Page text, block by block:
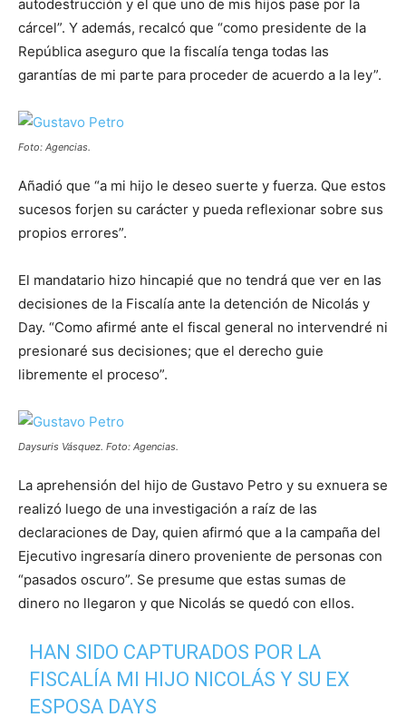
autodestrucción y el que uno de mis hijos pase por la
cárcel”. Y además, recalcó que “como presidente de la
República aseguro que la fiscalía tenga todas las
garantías de mi parte para proceder de acuerdo a la ley”.
Foto: Agencias.
Añadió que “a mi hijo le deseo suerte y fuerza. Que estos
sucesos forjen su carácter y pueda reflexionar sobre sus
propios errores”.
El mandatario hizo hincapié que no tendrá que ver en las
decisiones de la Fiscalía ante la detención de Nicolás y
Day. “Como afirmé ante el fiscal general no intervendré ni
presionaré sus decisiones; que el derecho guie
libremente el proceso”.
Daysuris Vásquez. Foto: Agencias.
La aprehensión del hijo de Gustavo Petro y su exnuera se
realizó luego de una investigación a raíz de las
declaraciones de Day, quien afirmó que a la campaña del
Ejecutivo ingresaría dinero proveniente de personas con
“pasados oscuro”. Se presume que estas sumas de
dinero no llegaron y que Nicolás se quedó con ellos.
HAN SIDO CAPTURADOS POR LA
FISCALÍA MI HIJO NICOLÁS Y SU EX
ESPOSA DAYS